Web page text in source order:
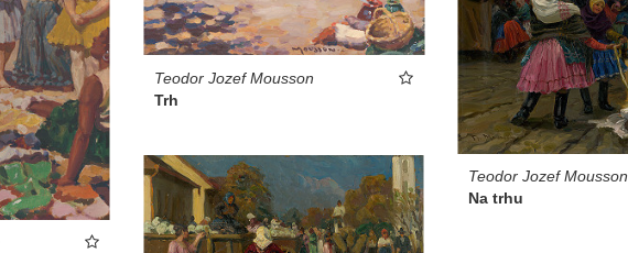
Teodor Jozef Mousson
Trh
Teodor Jozef Mousson
Na trhu